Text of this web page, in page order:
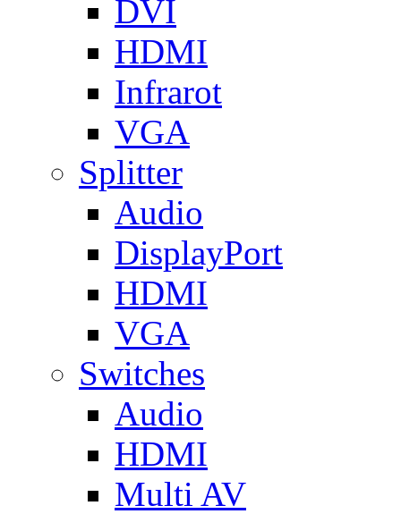
DVI
HDMI
Infrarot
VGA
Splitter
Audio
DisplayPort
HDMI
VGA
Switches
Audio
HDMI
Multi AV